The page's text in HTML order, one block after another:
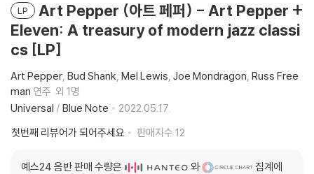
LP
Art Pepper (아트 페퍼) - Art Pepper +
Eleven: A treasury of modern jazz classi
cs [LP]
Art Pepper Bud Shank Mel Lewis Joe Mondragon Russ Free
man 연주 외 1명
Universal / Blue Note
2022.05.17.
첫번째 리뷰어가 되어주세요
판매지수 12
예스24 음반 판매 수량은 와
집계에